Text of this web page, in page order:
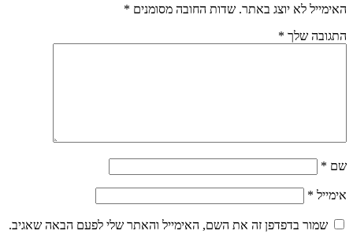
האימייל לא יוצג באתר. שדות החובה מסומנים *
התגובה שלך *
שם *
אימייל *
שמור בדפדפן זה את השם, האימייל והאתר שלי לפעם הבאה שאגיב.